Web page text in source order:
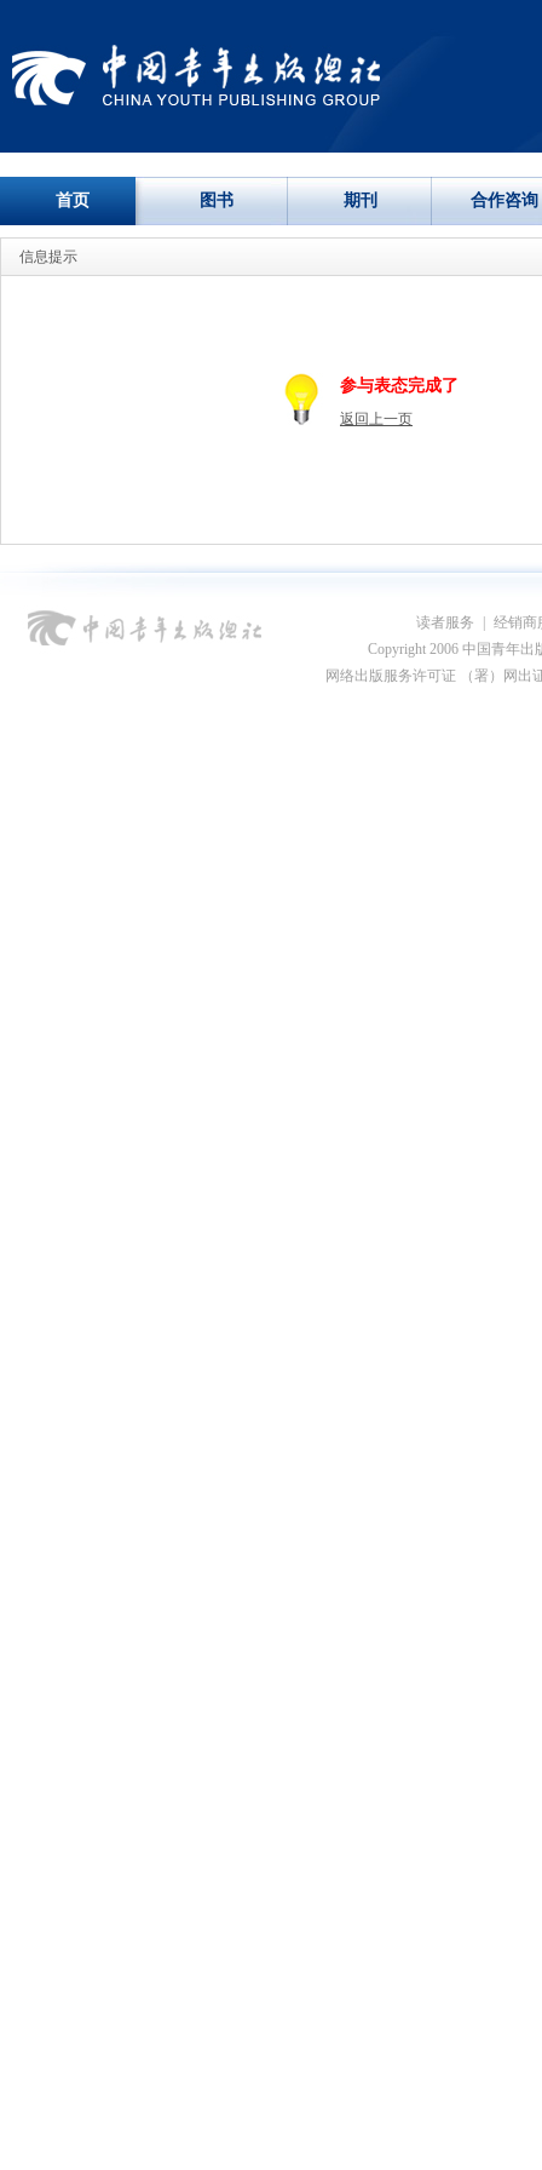
首页 图书 期刊 合作咨询
信息提示
参与表态完成了
返回上一页
读者服务
经销商
Copyright 2006 中国青年出
网络出版服务许可证 （署）网出